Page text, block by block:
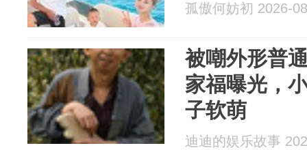
孤傲何妨初 2026-
被嘲外形普
家福曝光，
子软萌
迪迪的娱乐故事